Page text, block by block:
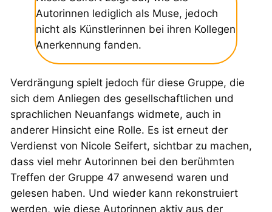
Autorinnen lediglich als Muse, jedoch
nicht als Künstlerinnen bei ihren Kollegen
Anerkennung fanden.
Verdrängung spielt jedoch für diese Gruppe, die
sich dem Anliegen des gesellschaftlichen und
sprachlichen Neuanfangs widmete, auch in
anderer Hinsicht eine Rolle. Es ist erneut der
Verdienst von Nicole Seifert, sichtbar zu machen,
dass viel mehr Autorinnen bei den berühmten
Treffen der Gruppe 47 anwesend waren und
gelesen haben. Und wieder kann rekonstruiert
werden, wie diese Autorinnen aktiv aus der